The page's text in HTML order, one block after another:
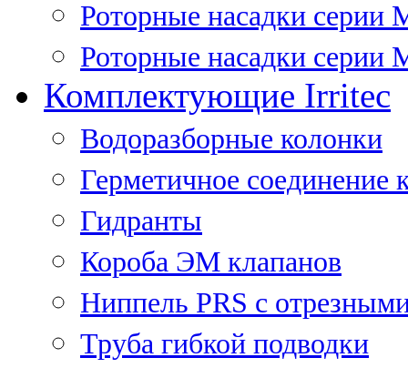
Роторные насадки серии
Роторные насадки серии
Комплектующие Irritec
Водоразборные колонки
Герметичное соединение
Гидранты
Короба ЭМ клапанов
Ниппель PRS с
Труба гибкой подводки